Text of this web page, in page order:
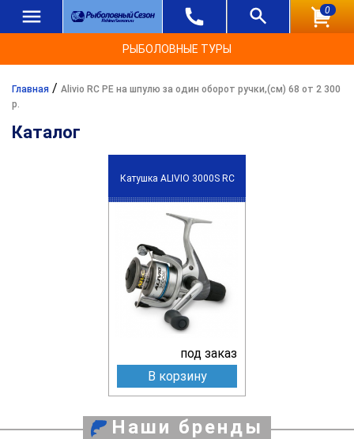
0
РЫБОЛОВНЫЕ ТУРЫ
Главная / Alivio RC PE на шпулю за один оборот ручки,(см) 68 от 2 300
р.
Каталог
Катушка ALIVIO 3000S RC
под заказ
В корзину
Наши бренды